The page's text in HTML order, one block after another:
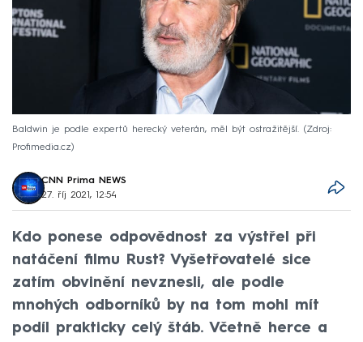
Baldwin je podle expertů herecký veterán, měl být ostražitější.
Zdroj:
Profimedia.cz
CNN Prima NEWS
27. říj 2021, 12:54
Kdo ponese odpovědnost za výstřel při
natáčení filmu Rust? Vyšetřovatelé sice
zatím obvinění nevznesli, ale podle
mnohých odborníků by na tom mohl mít
podíl prakticky celý štáb. Včetně herce a